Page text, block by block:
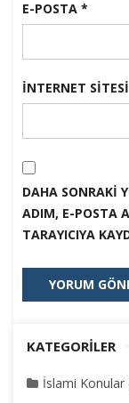
E-POSTA *
İNTERNET SITESI
DAHA SONRAKI
ADIM, E-POSTA
TARAYICIYA
KATEGORILER
İslami Konular